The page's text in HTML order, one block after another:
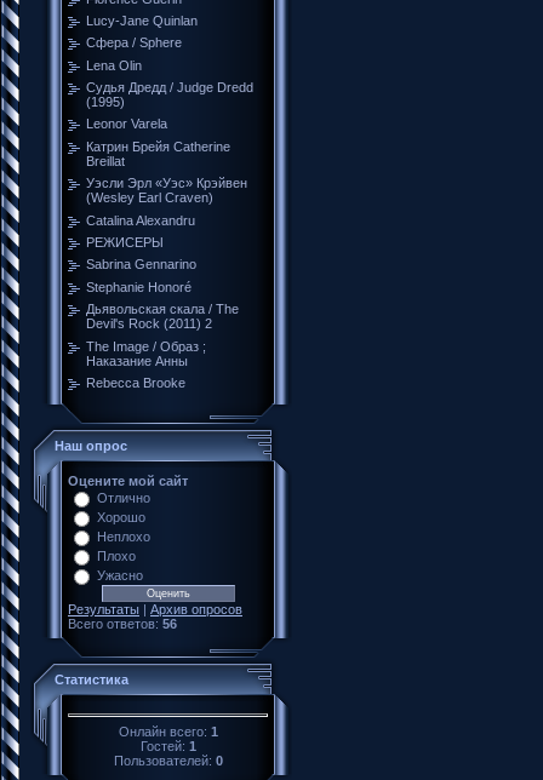
Lucy-Jane Quinlan
Сфера / Sphere
Lena Olin
Судья Дредд / Judge Dredd
(1995)
Leonor Varela
Катрин Брейя Catherine
Breillat
Уэсли Эрл «Уэс» Крэйвен
(Wesley Earl Craven)
Catalina Alexandru
РЕЖИСЕРЫ
Sabrina Gennarino
Stephanie Honoré
Дьявольская скала / The
Devil's Rock (2011) 2
The Image / Образ ;
Наказание Анны
Rebecca Brooke
Наш опрос
Оцените мой сайт
Отлично
Хорошо
Неплохо
Плохо
Ужасно
Результаты | Архив опросов
Всего ответов: 56
Статистика
Онлайн всего: 1
Гостей: 1
Пользователей: 0